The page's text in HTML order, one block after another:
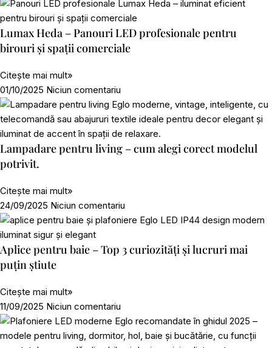
Lumax Heda – Panouri LED profesionale pentru
birouri și spații comerciale
Citește mai mult»
01/10/2025 Niciun comentariu
Lampadare pentru living – cum alegi corect modelul
potrivit.
Citește mai mult»
24/09/2025 Niciun comentariu
Aplice pentru baie – Top 3 curiozități și lucruri mai
puțin știute
Citește mai mult»
11/09/2025 Niciun comentariu